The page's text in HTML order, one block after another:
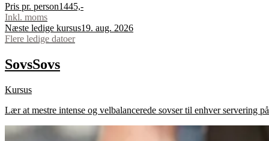
Pris pr. person1445,-
Inkl. moms
Næste ledige kursus19. aug. 2026
Flere ledige datoer
SovsSovs
Kursus
Lær at mestre intense og velbalancerede sovser til enhver servering